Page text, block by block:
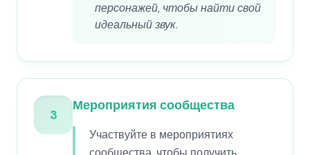
персонажей, чтобы найти свой
идеальный звук.
3
Мероприятия сообщества
Участвуйте в мероприятиях